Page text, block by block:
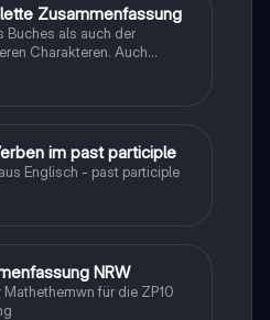
Zusammenfassung
Buches als auch der
Charakteren. Auch
ohne KI erstellt
im past participle
Englisch - past participle
NRW
für die ZP10